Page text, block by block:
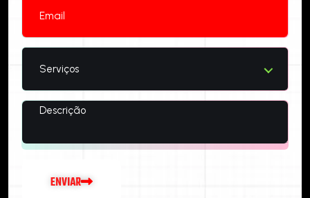
Serviços
ENVIAR